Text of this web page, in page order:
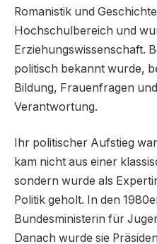
Romanistik und
Hochschulbereich und
Erziehungswissenschaft.
politisch bekannt wurde,
Bildung, Frauenfragen
Verantwortung.
Ihr politischer Aufstieg
kam nicht aus einer
sondern wurde als
Politik geholt. In den
Bundesministerin für
Danach wurde sie